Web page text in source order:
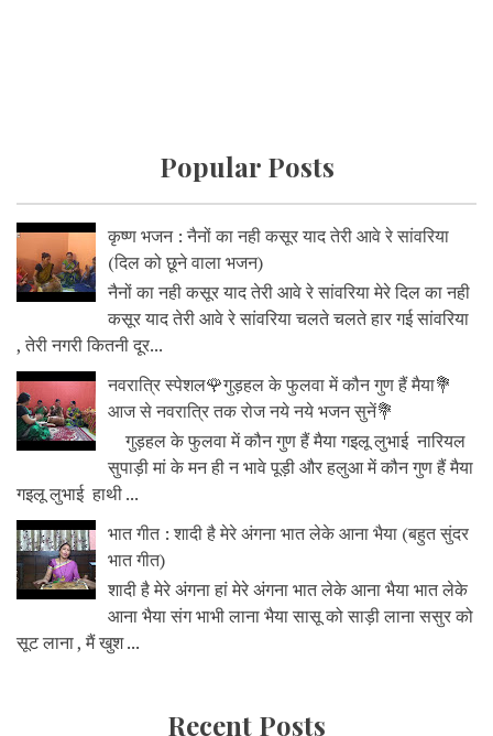
Popular Posts
कृष्ण भजन : नैनों का नही कसूर याद तेरी आवे रे सांवरिया
(दिल को छूने वाला भजन)
नैनों का नही कसूर याद तेरी आवे रे सांवरिया मेरे दिल का नही
कसूर याद तेरी आवे रे सांवरिया चलते चलते हार गई सांवरिया
, तेरी नगरी कितनी दूर...
नवरात्रि स्पेशल🌹गुड़हल के फुलवा में कौन गुण हैं मैया💐
आज से नवरात्रि तक रोज नये नये भजन सुनें💐
गुड़हल के फुलवा में कौन गुण हैं मैया गइलू लुभाई नारियल
सुपाड़ी मां के मन ही न भावे पूड़ी और हलुआ में कौन गुण हैं मैया
गइलू लुभाई हाथी ...
भात गीत : शादी है मेरे अंगना भात लेके आना भैया (बहुत सुंदर
भात गीत)
शादी है मेरे अंगना हां मेरे अंगना भात लेके आना भैया भात लेके
आना भैया संग भाभी लाना भैया सासू को साड़ी लाना ससुर को
सूट लाना , मैं खुश ...
Recent Posts